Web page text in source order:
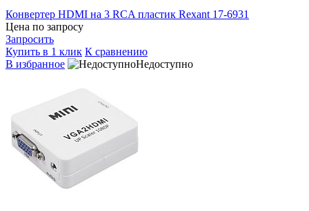
Конвертер HDMI на 3 RCA пластик Rexant 17-6931
Цена по запросу
Запросить
Купить в 1 клик К сравнению
В избранное
Недоступно